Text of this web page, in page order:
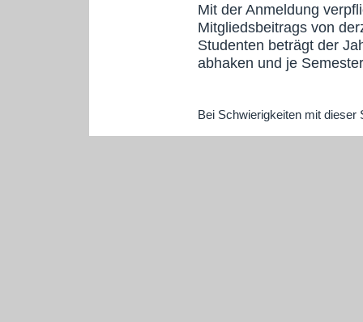
Mit der Anmeldung
Mitgliedsbeitrags von
Studenten beträgt der
abhaken und je
Bei Schwierigkeiten mit